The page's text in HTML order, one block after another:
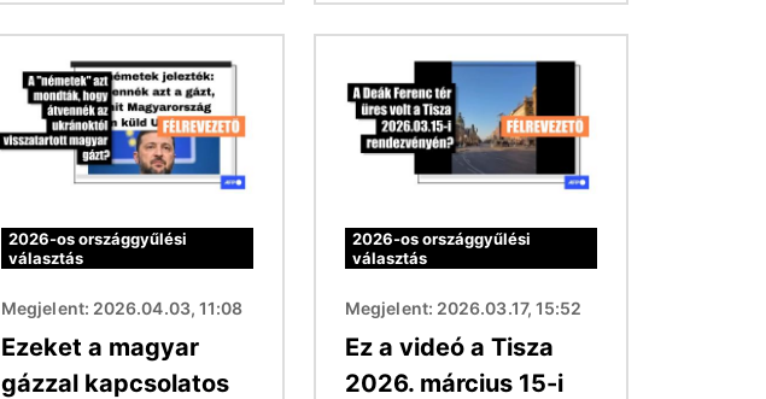
2026-os országgyűlési
választás
Megjelent: 2026.04.03, 11:08
Ezeket a magyar
gázzal kapcsolatos
2026-os országgyűlési
választás
Megjelent: 2026.03.17, 15:52
Ez a videó a Tisza
2026. március 15-i